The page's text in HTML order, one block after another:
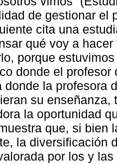
de gestionar el
cita una
qué voy a
porque
donde el
donde la profesora
su
la oportunidad
que, si bien
la diversificación
por los y